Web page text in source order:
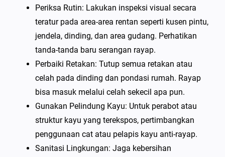
Periksa Rutin: Lakukan inspeksi visual secara
teratur pada area-area rentan seperti kusen pintu,
jendela, dinding, dan area gudang. Perhatikan
tanda-tanda baru serangan rayap.
Perbaiki Retakan: Tutup semua retakan atau
celah pada dinding dan pondasi rumah. Rayap
bisa masuk melalui celah sekecil apa pun.
Gunakan Pelindung Kayu: Untuk perabot atau
struktur kayu yang terekspos, pertimbangkan
penggunaan cat atau pelapis kayu anti-rayap.
Sanitasi Lingkungan: Jaga kebersihan